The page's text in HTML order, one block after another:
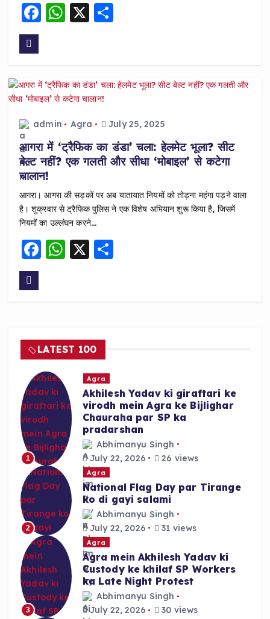
F
b
o
o
k
W
A
p
p
X S
admin Agra July 25, 2025
आगरा में ‘ट्रैफिक का डंडा’ चला: हेलमेट भूला? सीट
बेल्ट नहीं? एक गलती और सीधा ‘मोबाइल’ से कटेगा
चालान!
आगरा। आगरा की सड़कों पर अब यातायात नियमों को तोड़ना महंगा पड़ने वाला
है। शुक्रवार से ट्रैफिक पुलिस ने एक विशेष अभियान शुरू किया है, जिसमें
नियमों का उल्लंघन करने…
F
o
o
k
W
p
p
X S
LATEST 100
1
Agra
Akhilesh Yadav ki giraftari ke
virodh mein Agra ke Bijlighar
Chauraha par SP ka
pradarshan
Abhimanyu Singh
July 22, 2026
26 views
2
Agra
National Flag Day par Tirange
ko di gayi salami
Abhimanyu Singh
July 22, 2026
31 views
3
Agra
Agra mein Akhilesh Yadav ki
Custody ke khilaf SP Workers
ka Late Night Protest
Abhimanyu Singh
July 22, 2026
30 views